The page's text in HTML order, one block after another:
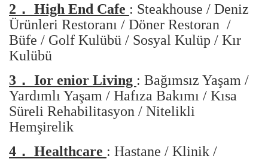
2． High End Cafe : Steakhouse / Deniz
Ürünleri Restoranı / Döner Restoran /
Büfe / Golf Kulübü / Sosyal Kulüp / Kır
Kulübü
3． Ior enior Living : Bağımsız Yaşam /
Yardımlı Yaşam / Hafıza Bakımı / Kısa
Süreli Rehabilitasyon / Nitelikli
Hemşirelik
4． Healthcare : Hastane / Klinik /